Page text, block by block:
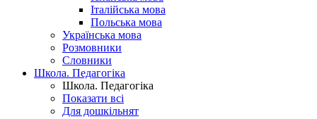
Італійська мова
Польська мова
Українська мова
Розмовники
Словники
Школа. Педагогіка
Школа. Педагогіка
Показати всі
Для дошкільнят